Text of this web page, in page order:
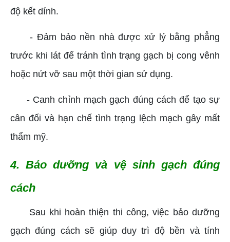
độ kết dính.
- Đảm bảo nền nhà được xử lý bằng phẳng
trước khi lát để tránh tình trạng gạch bị cong vênh
hoặc nứt vỡ sau một thời gian sử dụng.
- Canh chỉnh mạch gạch đúng cách để tạo sự
cân đối và hạn chế tình trạng lệch mạch gây mất
thẩm mỹ.
4. Bảo dưỡng và vệ sinh gạch đúng
cách
Sau khi hoàn thiện thi công, việc bảo dưỡng
gạch đúng cách sẽ giúp duy trì độ bền và tính